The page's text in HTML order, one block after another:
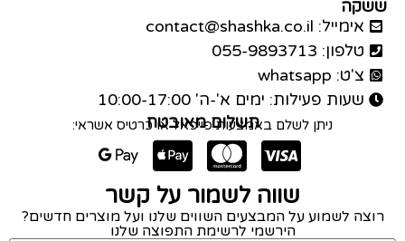
ששקה
אימייל: contact@shashka.co.il
טלפון: 055-9893713
צ'ט: whatsapp
שעות פעילות: ימים א'-ה' 10:00-17:00
תשלום מאובטח
ניתן לשלם באמצעות פייפאל או כרטיס אשראי:
שווה לשמור על קשר
רוצה לשמוע על המבצעים השווים שלנו ועל מוצרים חדשים?
הירשמי לרשימת התפוצה שלנו